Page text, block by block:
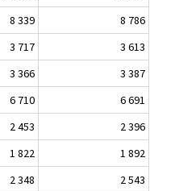
8 339
8 786
3 717
3 613
3 366
3 387
6 710
6 691
2 453
2 396
1 822
1 892
2 348
2 543